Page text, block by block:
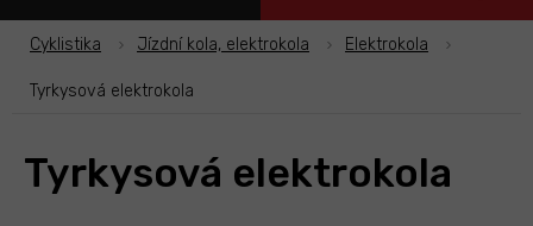
Cyklistika Jízdní kola, elektrokola Elektrokola
Tyrkysová elektrokola
Tyrkysová elektrokola